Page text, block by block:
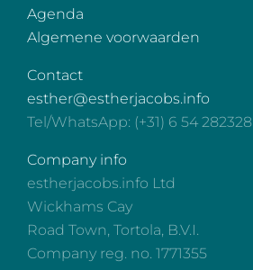
Agenda
Algemene voorwaarden
Contact
esther@estherjacobs.info
Tel/WhatsApp: (+31) 6 54 282328
Company info
estherjacobs.info Ltd
Wickhams Cay
Road Town, Tortola, B.V.I.
Company reg. no. 1771355